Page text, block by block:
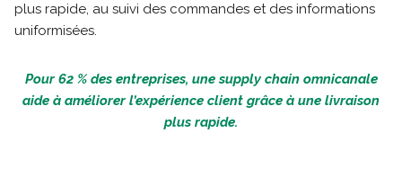
plus rapide, au suivi des commandes et des informations
uniformisées.
Pour 62 % des entreprises, une supply chain omnicanale
aide à améliorer l’expérience client grâce à une livraison
plus rapide.